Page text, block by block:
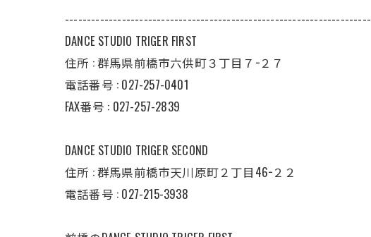
----------------------------------------------------------------------
DANCE STUDIO TRIGER FIRST
住所 : 群馬県前橋市六供町３丁目７−２７
電話番号 : 027-257-0401
FAX番号 : 027-257-2839
DANCE STUDIO TRIGER SECOND
住所 : 群馬県前橋市天川原町２丁目46−２２
電話番号 : 027-215-3938